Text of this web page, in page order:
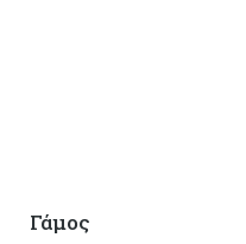
Γάμος